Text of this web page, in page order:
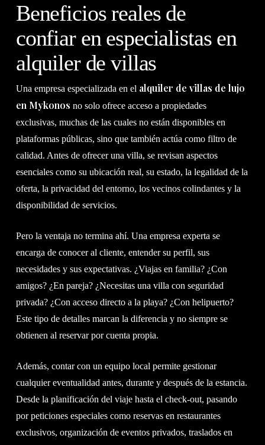
Beneficios reales de
confiar en especialistas en
alquiler de villas
Una empresa especializada en el alquiler de villas de lujo
en Mykonos no solo ofrece acceso a propiedades
exclusivas, muchas de las cuales no están disponibles en
plataformas públicas, sino que también actúa como filtro de
calidad. Antes de ofrecer una villa, se revisan aspectos
esenciales como su ubicación real, su estado, la legalidad de la
oferta, la privacidad del entorno, los vecinos colindantes y la
disponibilidad de servicios.
Pero la ventaja no termina ahí. Una empresa experta se
encarga de conocer al cliente, entender su perfil, sus
necesidades y sus expectativas. ¿Viajas en familia? ¿Con
amigos? ¿En pareja? ¿Necesitas una villa con seguridad
privada? ¿Con acceso directo a la playa? ¿Con helipuerto?
Este tipo de detalles marcan la diferencia y no siempre se
obtienen al reservar por cuenta propia.
Además, contar con un equipo local permite gestionar
cualquier eventualidad antes, durante y después de la estancia.
Desde la planificación del viaje hasta el check-out, pasando
por peticiones especiales como reservas en restaurantes
exclusivos, organización de eventos privados, traslados en